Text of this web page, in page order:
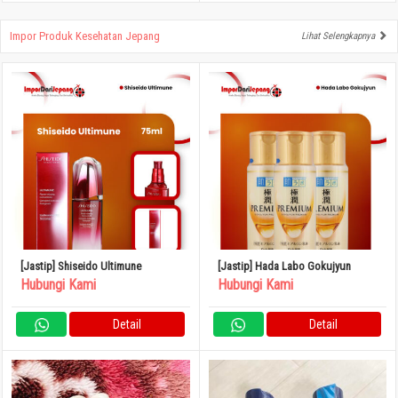
Impor Produk Kesehatan Jepang Lihat Selengkapnya
[Jastip] Shiseido Ultimune
Hubungi Kami
Detail
[Jastip] Hada Labo Gokujyun
Hubungi Kami
Detail